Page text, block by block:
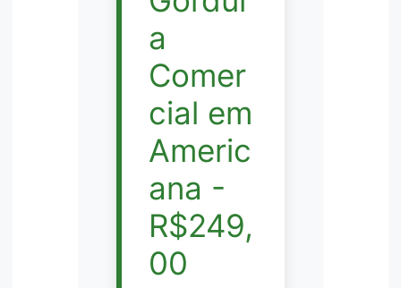
a
Comer
cial em
Americ
ana -
R$249,
00